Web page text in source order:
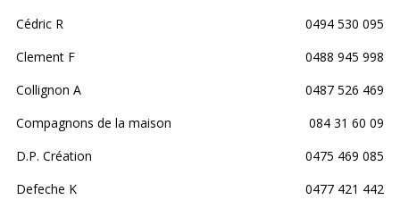
Cédric R
0494 530 095
Clement F
0488 945 998
Collignon A
0487 526 469
Compagnons de la maison
084 31 60 09
D.P. Création
0475 469 085
Defeche K
0477 421 442